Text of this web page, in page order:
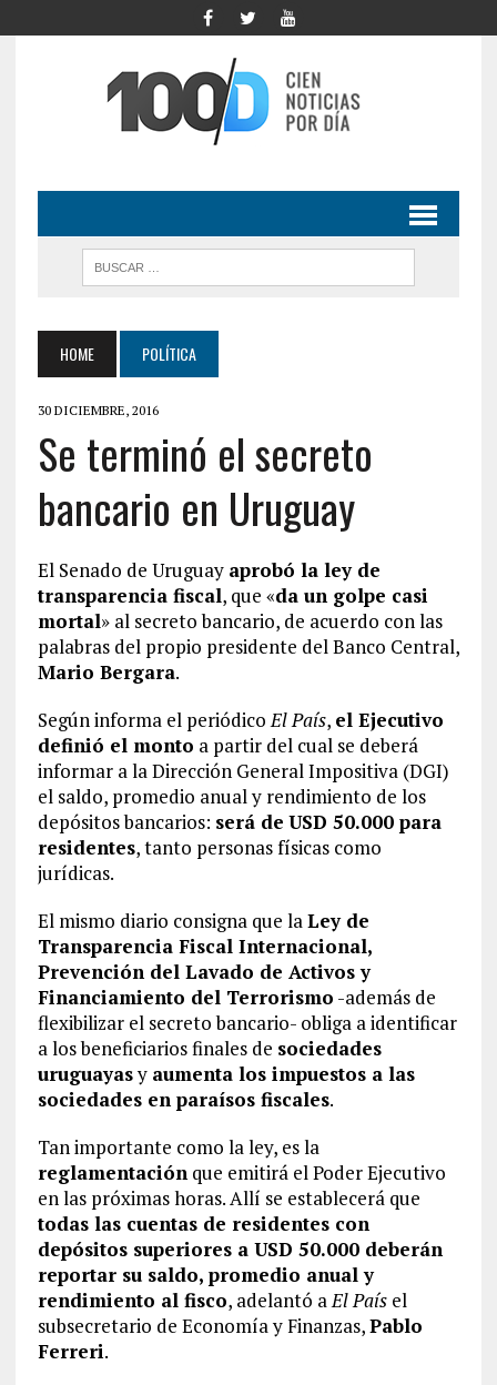
HOME POLÍTICA
30 DICIEMBRE, 2016
Se terminó el secreto
bancario en Uruguay
El Senado de Uruguay aprobó la ley de
transparencia fiscal, que «da un golpe casi
mortal» al secreto bancario, de acuerdo con las
palabras del propio presidente del Banco Central,
Mario Bergara.
Según informa el periódicoEl País, el Ejecutivo
definió el monto a partir del cual se deberá
informar a la Dirección General Impositiva (DGI)
el saldo, promedio anual y rendimiento de los
depósitos bancarios: será de USD 50.000 para
residentes, tanto personas físicas como
jurídicas.
El mismo diario consigna que laLey de
Transparencia Fiscal Internacional,
Prevención del Lavado de Activos y
Financiamiento del Terrorismo -además de
flexibilizar el secreto bancario- obliga a identificar
a los beneficiarios finales de sociedades
uruguayasy aumenta los impuestos a las
sociedades en paraísos fiscales.
Tan importante como la ley, es la
reglamentaciónque emitirá el Poder Ejecutivo
en las próximas horas. Allí se establecerá que
todas las cuentas de residentes con
depósitos superiores a USD 50.000 deberán
reportar su saldo, promedio anual y
rendimiento al fisco, adelantó aEl Paísel
subsecretario de Economía y Finanzas,Pablo
Ferreri.